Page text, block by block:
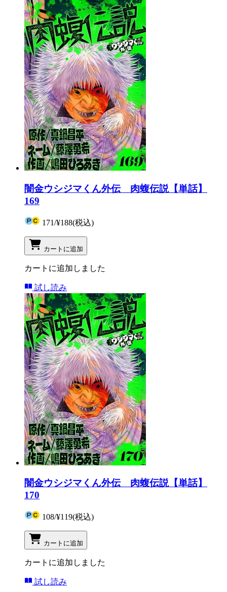
闇金ウシジマくん外伝 肉蝮伝説【単話】
169
171/¥188(税込)
カートに追加
カートに追加しました
試し読み
闇金ウシジマくん外伝 肉蝮伝説【単話】
170
108/¥119(税込)
カートに追加
カートに追加しました
試し読み